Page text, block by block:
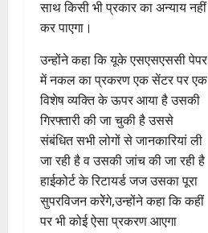
साथ किसी भी प्रकार का अन्याय नहीं
कर पाएगा।
उन्होंने कहा कि यूके एसएसएससी पेपर
में नकल का प्रकरण एक सेंटर पर एक
विशेष व्यक्ति के ऊपर आया है उसकी
गिरफ्तारी की जा चुकी है उससे
संबंधित सभी लोगों से जानकारियां ली
जा रही है व उसकी जांच की जा रही है
हाईकोर्ट के रिटायर्ड जज उसका पूरा
सुपरविजन करेेंगे,उन्होंने कहा कि कहीं
पर भी कोई ऐसा प्रकरण आएगा